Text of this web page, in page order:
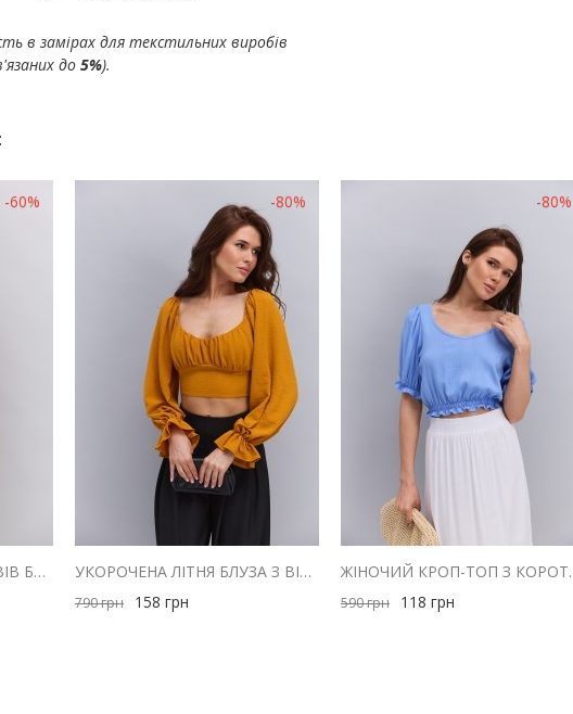
в замірах для текстильних виробів
до 5%).
-60%
ЖІНОЧИЙ ТОП БЕЗ РУКАВІВ БЛАКИТНИЙ В ТОНКУ СМУЖКУ ІЗ ЗАВ'ЯЗКАМИ СПЕРЕДУ
-80%
УКОРОЧЕНА ЛІТНЯ БЛУЗА З ВІДКРИТИМИ ПЛЕЧИМА ГІРЧИЧНА
790грн 158 грн
-80%
ЖІНОЧИЙ
590грн 118 грн